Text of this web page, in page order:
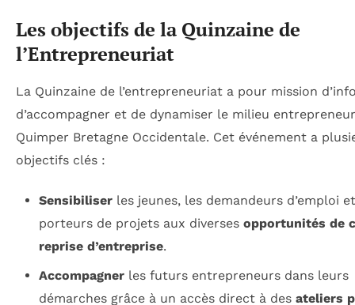
Les objectifs de la Quinzaine de
l’Entrepreneuriat
La Quinzaine de l’entrepreneuriat a pour mission
d’accompagner et de dynamiser le milieu
Quimper Bretagne Occidentale. Cet événement a
objectifs clés :
Sensibiliserles jeunes, les demandeurs d’emploi
porteurs de projets aux diverses opportunités de
reprise d’entreprise.
Accompagnerles futurs entrepreneurs dans leurs
démarches grâce à un accès direct à des ateliers